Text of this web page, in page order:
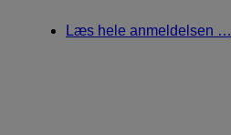
Læs hele anmeldelsen …